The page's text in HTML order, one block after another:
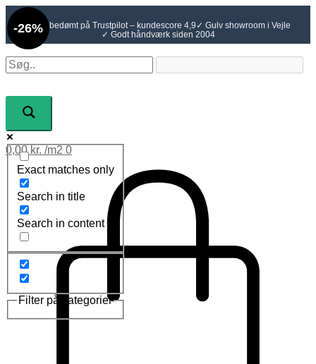
Gå
til
indholdet
✓ Topbedømt på Trustpilot – kundescore 4,9 ✓ Gulv showroom i Vejle
✓ Godt håndværk siden 2004
Exact matches only
Search in title
Search in content
Filter på kategorier
0,00 kr. 0
-26%
Den
oprindelige
pris
var:
529,00 kr..
Den
pris
er:
389,00 kr..